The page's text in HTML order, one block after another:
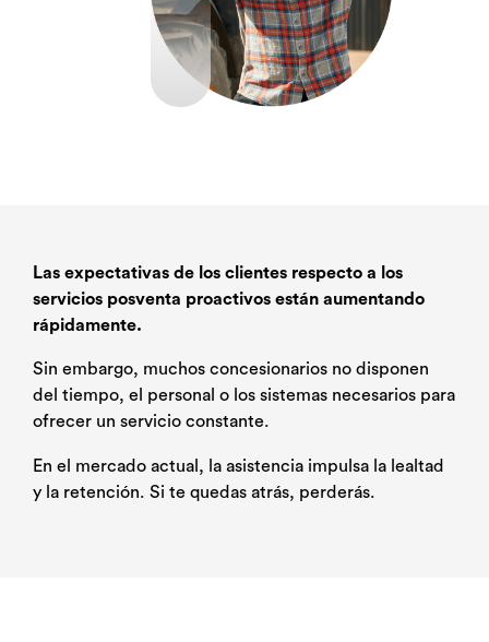
Las expectativas de los clientes respecto a los
servicios posventa proactivos están aumentando
rápidamente.
Sin embargo, muchos concesionarios no disponen
del tiempo, el personal o los sistemas necesarios para
ofrecer un servicio constante.
En el mercado actual, la asistencia impulsa la lealtad
y la retención. Si te quedas atrás, perderás.